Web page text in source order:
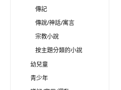
傳記
傳說/神話/寓言
宗教小說
按主題分類的小說
幼兒童
青少年